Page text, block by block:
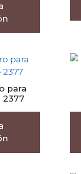
para
2377